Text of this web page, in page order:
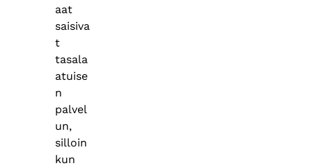
aat
saisiva
t
tasala
atuise
n
palvel
un,
silloin
kun